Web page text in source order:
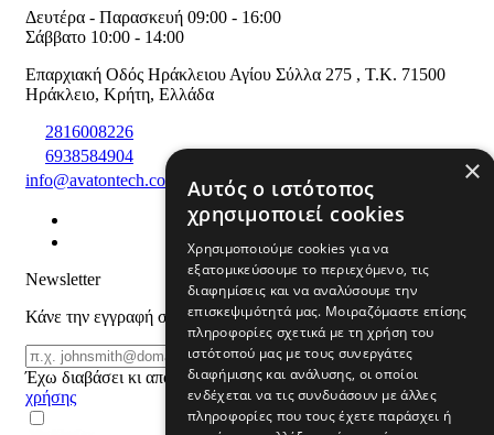
Δευτέρα - Παρασκευή 09:00 - 16:00
Σάββατο 10:00 - 14:00
Επαρχιακή Οδός Ηράκλειου Αγίου Σύλλα 275 , T.K. 71500
Ηράκλειο, Κρήτη, Ελλάδα
2816008226
6938584904
info@avatontech.com
Newsletter
Κάνε την εγγραφή σου και μάθε για προϊόντα και προσφορές
Email
ΕΓΓΡΑΦΗ
Έχω διαβάσει κι αποδέχομαι τουςόρους
χρήσης
×
Αυτός ο ιστότοπος
χρησιμοποιεί cookies
Χρησιμοποιούμε cookies για να
εξατομικεύσουμε το περιεχόμενο, τις
διαφημίσεις και να αναλύσουμε την
επισκεψιμότητά μας. Μοιραζόμαστε επίσης
πληροφορίες σχετικά με τη χρήση του
ιστότοπού μας με τους συνεργάτες
διαφήμισης και ανάλυσης, οι οποίοι
ενδέχεται να τις συνδυάσουν με άλλες
πληροφορίες που τους έχετε παράσχει ή